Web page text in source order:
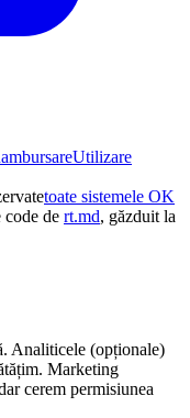
Utilizare
toate sistemele OK
de rt.md, găzduit la
Analiticele (opționale)
Marketing
cerem permisiunea